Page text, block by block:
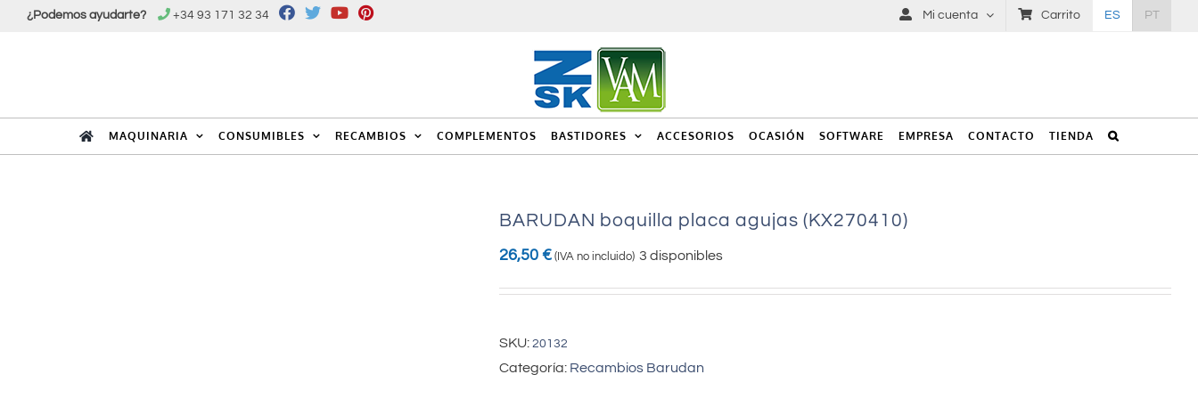
Saltar¿Podemos ayudarte? +34 93 171 32 34 Mi cuenta Carrito ES PT
MAQUINARIA CONSUMIBLES RECAMBIOS COMPLEMENTOS BASTIDORES ACCESORIOS OCASIÓN SOFTWARE EMPRESA CONTACTO TIENDA
BARUDAN boquilla placa agujas (KX270410)
26,50 € (IVA no incluido) 3 disponibles
SKU: 20132
Categoría: Recambios Barudan